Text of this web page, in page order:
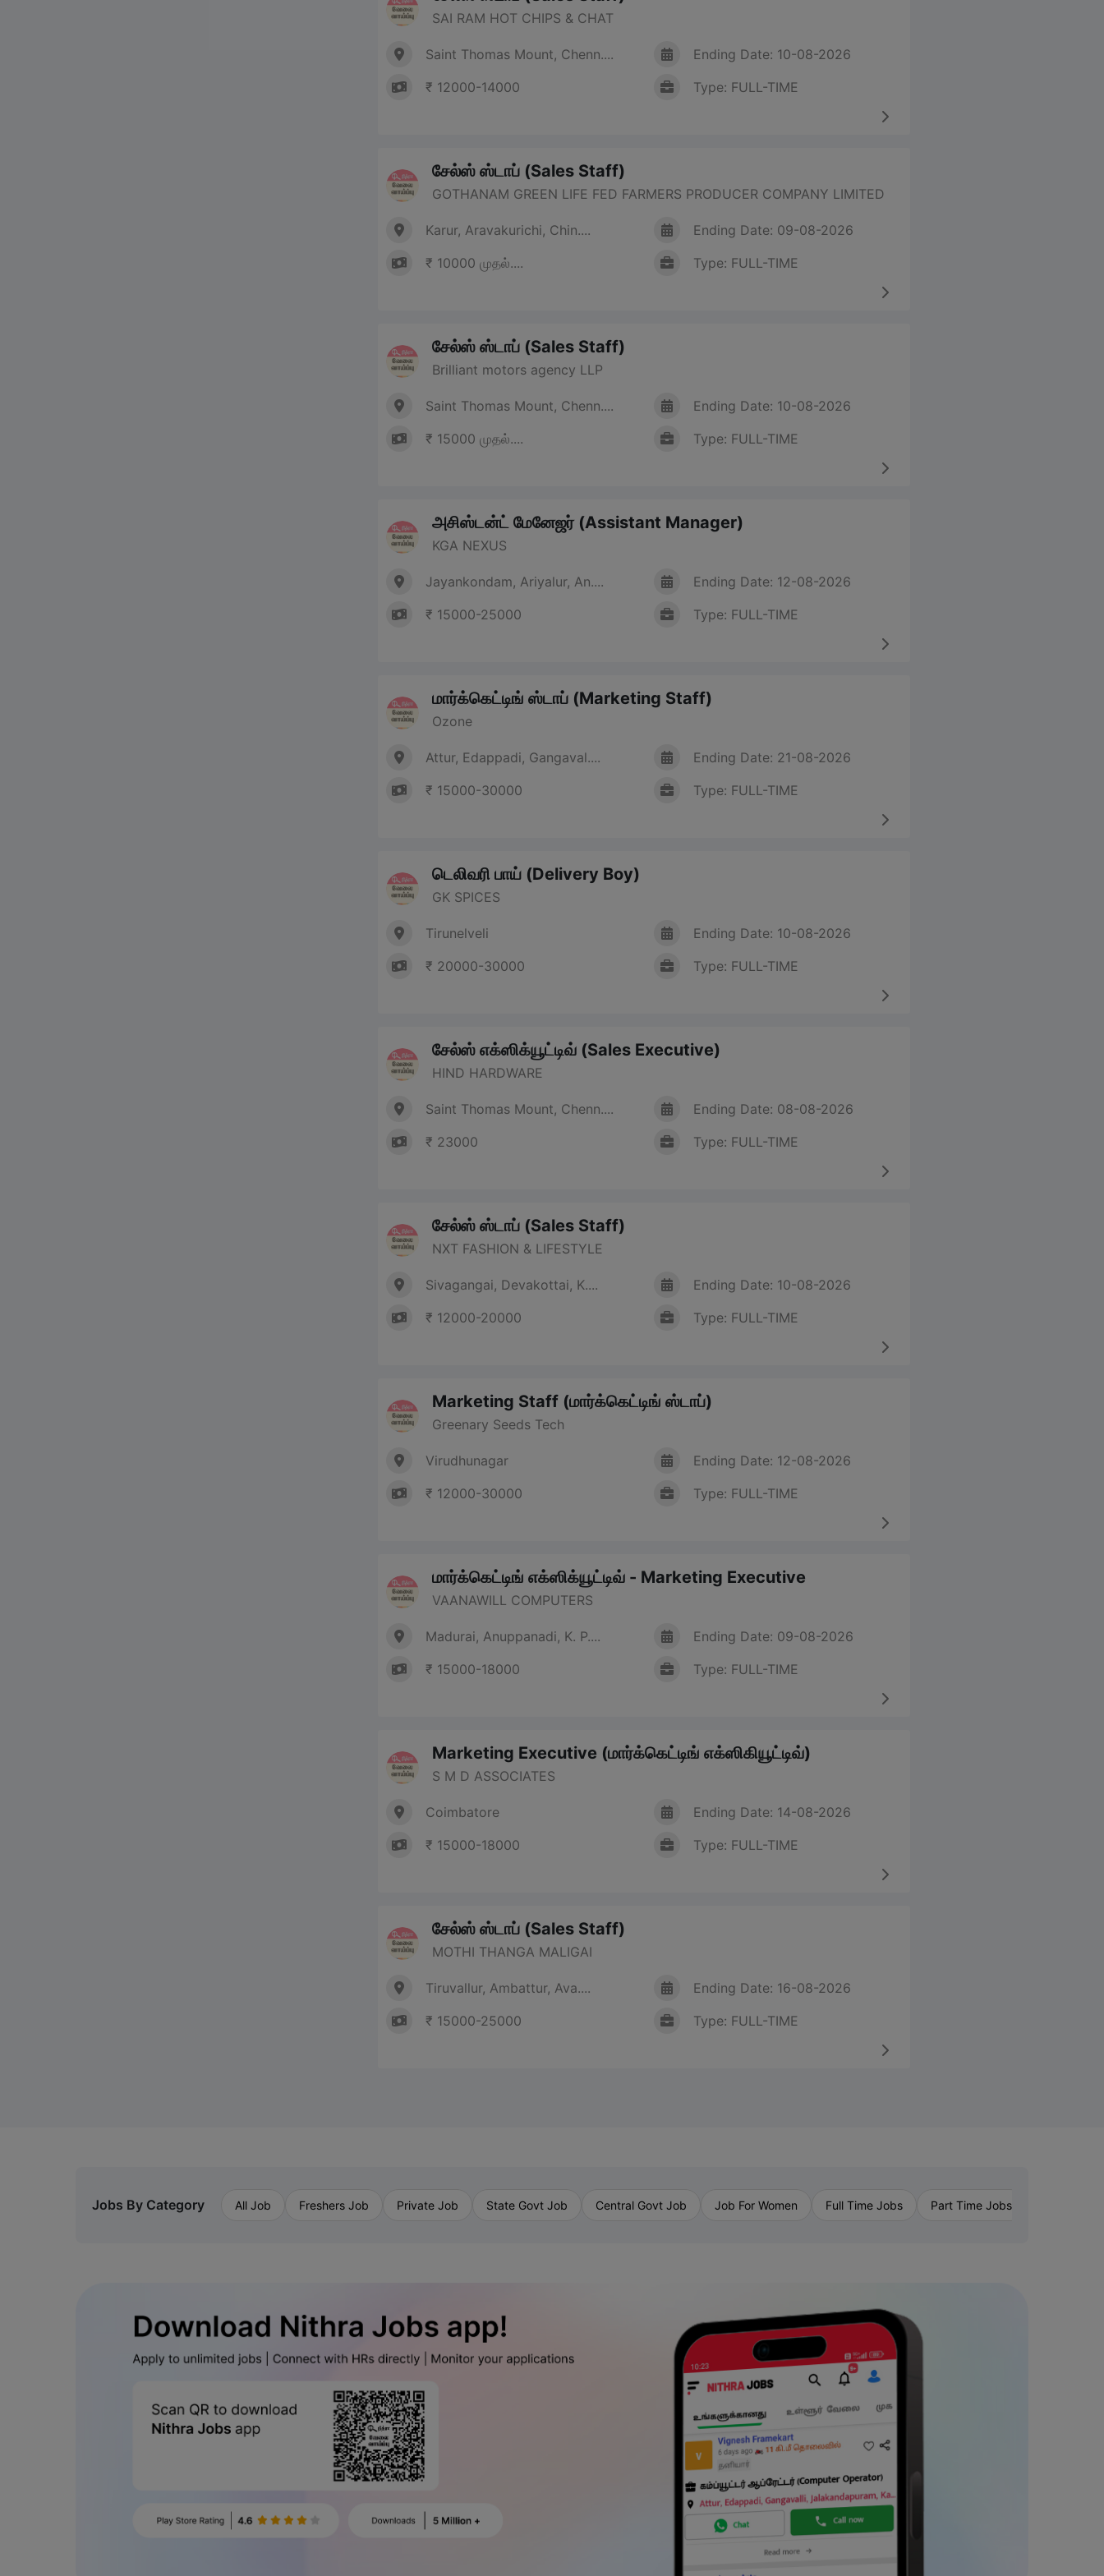
SAI RAM HOT CHIPS & CHAT
Saint Thomas Mount, Chenn....
₹ 12000-14000
Ending Date: 10-08-2026
Type: FULL-TIME
சேல்ஸ் ஸ்டாப் (Sales Staff)
GOTHANAM GREEN LIFE FED FARMERS PRODUCER COMPANY LIMITED
Karur, Aravakurichi, Chin....
₹ 10000 முதல்....
Ending Date: 09-08-2026
Type: FULL-TIME
சேல்ஸ் ஸ்டாப் (Sales Staff)
Brilliant motors agency LLP
Saint Thomas Mount, Chenn....
₹ 15000 முதல்....
Ending Date: 10-08-2026
Type: FULL-TIME
அசிஸ்டன்ட் மேனேஜர் (Assistant Manager)
KGA NEXUS
Jayankondam, Ariyalur, An....
₹ 15000-25000
Ending Date: 12-08-2026
Type: FULL-TIME
மார்க்கெட்டிங் ஸ்டாப் (Marketing Staff)
Ozone
Attur, Edappadi, Gangaval....
₹ 15000-30000
Ending Date: 21-08-2026
Type: FULL-TIME
டெலிவரி பாய் (Delivery Boy)
GK SPICES
Tirunelveli
₹ 20000-30000
Ending Date: 10-08-2026
Type: FULL-TIME
சேல்ஸ் எக்ஸிக்யூட்டிவ் (Sales Executive)
HIND HARDWARE
Saint Thomas Mount, Chenn....
₹ 23000
Ending Date: 08-08-2026
Type: FULL-TIME
சேல்ஸ் ஸ்டாப் (Sales Staff)
NXT FASHION & LIFESTYLE
Sivagangai, Devakottai, K....
₹ 12000-20000
Ending Date: 10-08-2026
Type: FULL-TIME
Marketing Staff (மார்க்கெட்டிங் ஸ்டாப்)
Greenary Seeds Tech
Virudhunagar
₹ 12000-30000
Ending Date: 12-08-2026
Type: FULL-TIME
மார்க்கெட்டிங் எக்ஸிக்யூட்டிவ் - Marketing Executive
VAANAWILL COMPUTERS
Madurai, Anuppanadi, K. P....
₹ 15000-18000
Ending Date: 09-08-2026
Type: FULL-TIME
Marketing Executive (மார்க்கெட்டிங் எக்ஸிகியூட்டிவ்)
S M D ASSOCIATES
Coimbatore
₹ 15000-18000
Ending Date: 14-08-2026
Type: FULL-TIME
சேல்ஸ் ஸ்டாப் (Sales Staff)
MOTHI THANGA MALIGAI
Tiruvallur, Ambattur, Ava....
₹ 15000-25000
Ending Date: 16-08-2026
Type: FULL-TIME
Jobs By Category All Job Freshers Job Private Job State Govt Job Central Govt Job Job For Women Full Time Jobs Part Time Jobs